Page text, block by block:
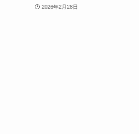
2026年2月28日